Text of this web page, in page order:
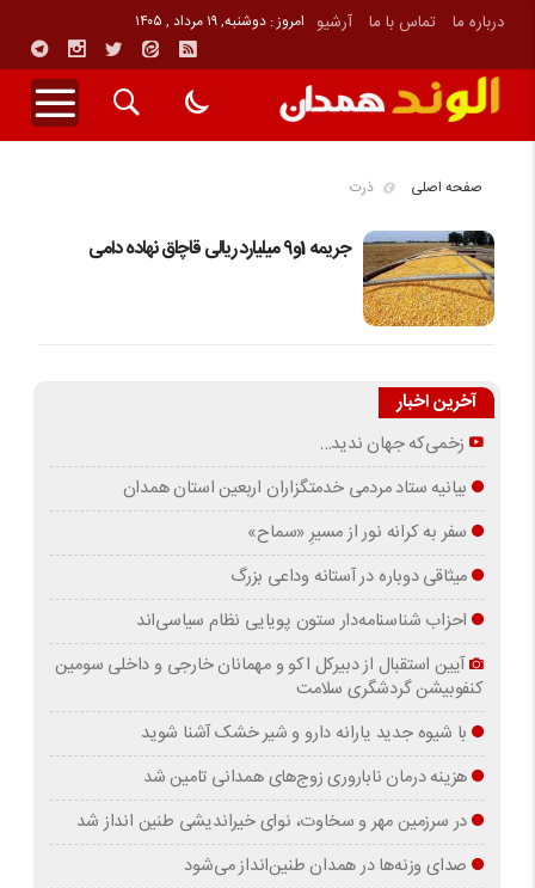
درباره ما تماس با ما آرشیو امروز : دوشنبه, ۱۹ مرداد , ۱۴۰۵
صفحه اصلی ذرت
جریمه 1و9 میلیارد ریالی قاچاق نهاده دامی
آخرین اخبار
زخمی‌که جهان ندید…
بیانیه ستاد مردمی خدمتگزاران اربعین استان همدان
سفر به کرانه‌ نور از مسیرِ «سماح»
میثاقی دوباره در آستانه‌ وداعی بزرگ
احزاب شناسنامه‌دار ستون پویایی نظام سیاسی‌اند
آیین استقبال از دبیرکل اکو و مهمانان خارجی و داخلی سومین
کنفوبیشن گردشگری سلامت
با شیوه جدید یارانه دارو و شیر خشک آشنا شوید
هزینه درمان ناباروری زوج‌های همدانی تامین شد
در سرزمین مهر و سخاوت، نوای خیراندیشی طنین انداز شد
صدای وزنه‌ها در همدان طنین‌انداز می‌شود